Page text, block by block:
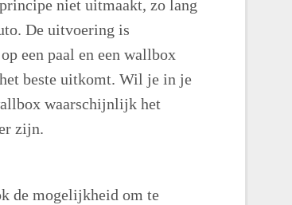
niet uitmaakt, zo lang
De uitvoering is
een paal en een wallbox
beste uitkomt. Wil je in je
waarschijnlijk het
zijn.
de mogelijkheid om te